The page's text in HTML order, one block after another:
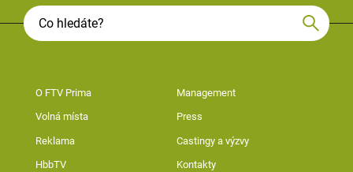
O FTV Prima Management
Volná místa Press
Reklama Castingy a výzvy
HbbTV Kontakty